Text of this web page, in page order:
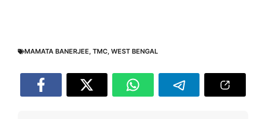
MAMATA BANERJEE, TMC, WEST BENGAL